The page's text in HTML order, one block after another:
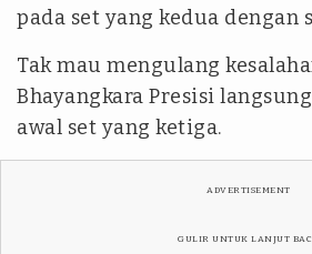
pada set yang kedua dengan
Tak mau mengulang
Bhayangkara Presisi
awal set yang ketiga.
ADVERTISEMENT
GULIR UNTUK LANJUT